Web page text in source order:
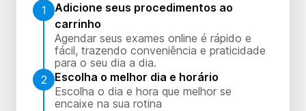
1
Adicione seus procedimentos ao
carrinho
Agendar seus exames online é rápido e
fácil, trazendo conveniência e praticidade
para o seu dia a dia.
2
Escolha o melhor dia e horário
Escolha o dia e hora que melhor se
encaixe na sua rotina